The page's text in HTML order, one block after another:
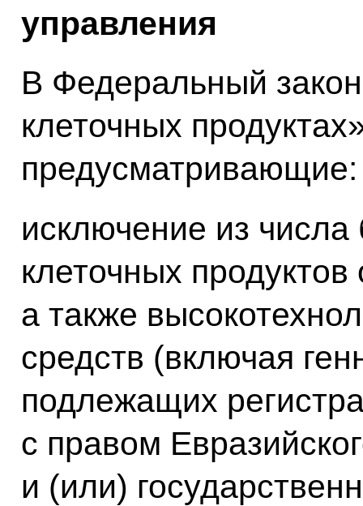
управления
В Федеральный
клеточных
предусматривающие:
исключение из
клеточных
а также
средств (включая
подлежащих
с правом
и (или)